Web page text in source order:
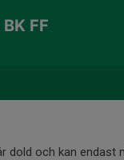
FF
dold och kan endast